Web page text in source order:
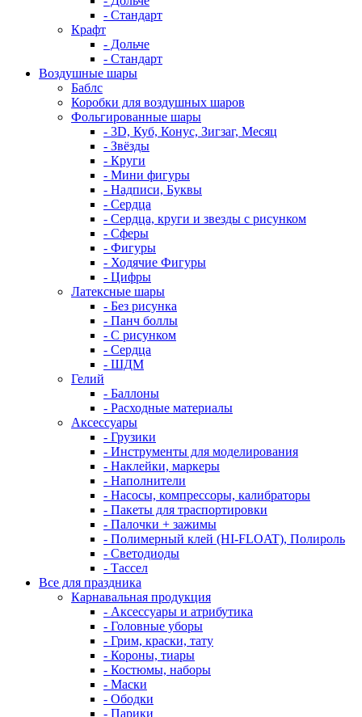
- Стандарт
Крафт
- Дольче
- Стандарт
Воздушные шары
Баблс
Коробки для воздушных шаров
Фольгированные шары
- 3D, Куб, Конус, Зигзаг, Месяц
- Звёзды
- Круги
- Мини фигуры
- Надписи, Буквы
- Сердца
- Сердца, круги и звезды с рисунком
- Сферы
- Фигуры
- Ходячие Фигуры
- Цифры
Латексные шары
- Без рисунка
- Панч боллы
- С рисунком
- Сердца
- ШДМ
Гелий
- Баллоны
- Расходные материалы
Аксессуары
- Грузики
- Инструменты для моделирования
- Наклейки, маркеры
- Наполнители
- Насосы, компрессоры, калибраторы
- Пакеты для траспортировки
- Палочки + зажимы
- Полимерный клей (HI-FLOAT), Полироль
- Светодиоды
- Тассел
Все для праздника
Карнавальная продукция
- Аксессуары и атрибутика
- Головные уборы
- Грим, краски, тату
- Короны, тиары
- Костюмы, наборы
- Маски
- Ободки
- Парики